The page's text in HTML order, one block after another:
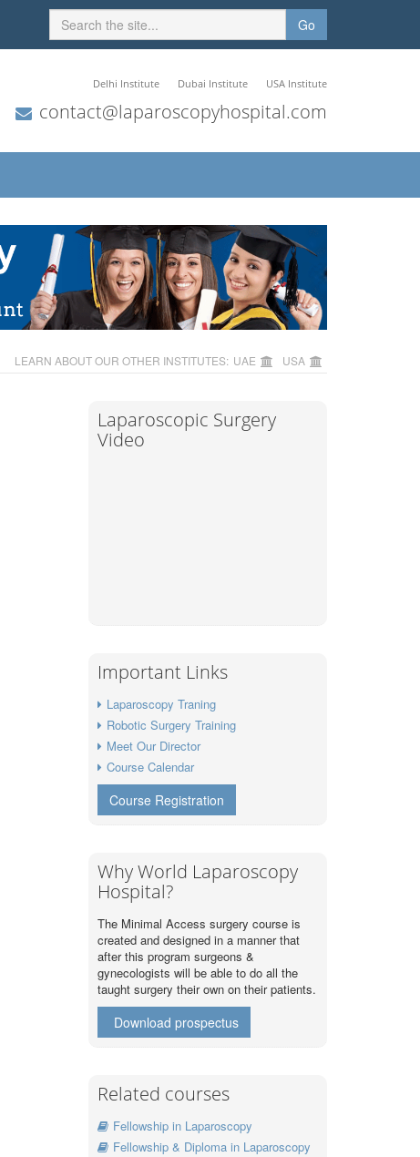
Go
Delhi Institute Dubai Institute USA Institute
contact@laparoscopyhospital.com
LEARN ABOUT OUR OTHER INSTITUTES: UAE USA
Laparoscopic Surgery
Video
Important Links
Laparoscopy Traning
Robotic Surgery Training
Meet Our Director
Course Calendar
Course Registration
Why World Laparoscopy
Hospital?
The Minimal Access surgery course is
created and designed in a manner that
after this program surgeons &
gynecologists will be able to do all the
taught surgery their own on their patients.
Download prospectus
Related courses
Fellowship in Laparoscopy
Fellowship & Diploma in Laparoscopy